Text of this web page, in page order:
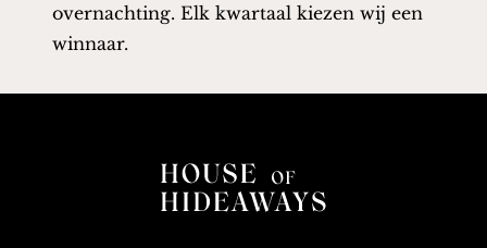
overnachting. Elk kwartaal kiezen wij een
winnaar.